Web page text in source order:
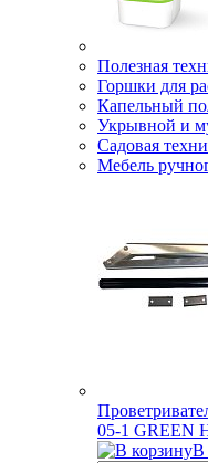
Полезная
Горшки для
Капельный
Укрывной и
Садовая
Мебель
05-1 GREEN
В